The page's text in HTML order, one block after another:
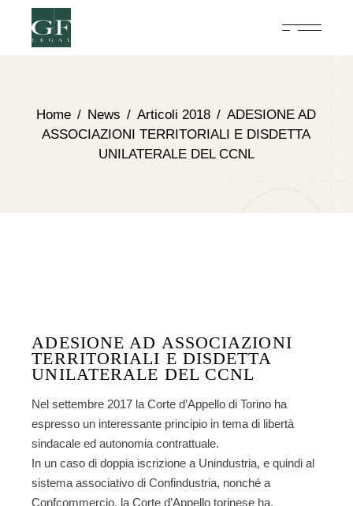
Home News Articoli 2018
ADESIONE AD
ASSOCIAZIONI TERRITORIALI E DISDETTA
UNILATERALE DEL CCNL
ADESIONE AD ASSOCIAZIONI
TERRITORIALI E DISDETTA
UNILATERALE DEL CCNL
Nel settembre 2017 la Corte d’Appello di Torino ha
espresso un interessante principio in tema di libertà
sindacale ed autonomia contrattuale.
In un caso di doppia iscrizione a Unindustria, e quindi al
sistema associativo di Confindustria, nonché a
Confcommercio, la Corte d’Appello torinese ha,